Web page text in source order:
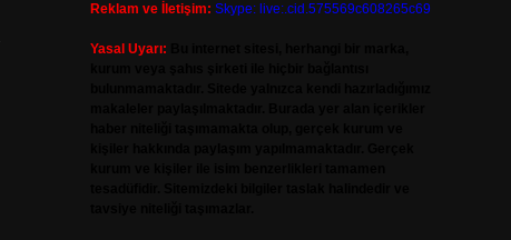
Reklam ve İletişim: Skype: live:.cid.575569c608265c69
Yasal Uyarı: